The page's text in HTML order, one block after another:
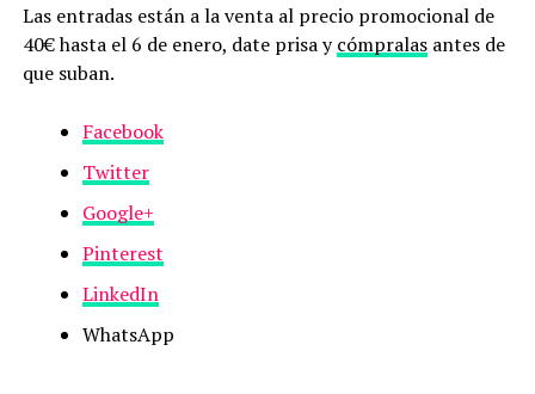
Las entradas están a la venta al precio promocional de
40€ hasta el 6 de enero, date prisa ycómpralasantes de
que suban.
Facebook
Twitter
Google+
Pinterest
LinkedIn
WhatsApp